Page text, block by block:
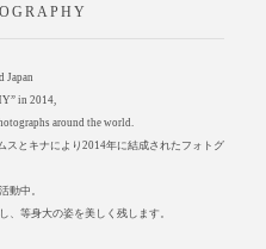
Japan
in 2014,
around the world.
スとキナにより2014年に結成されたフォトグ
動中。
、等身大の姿を美しく残します。